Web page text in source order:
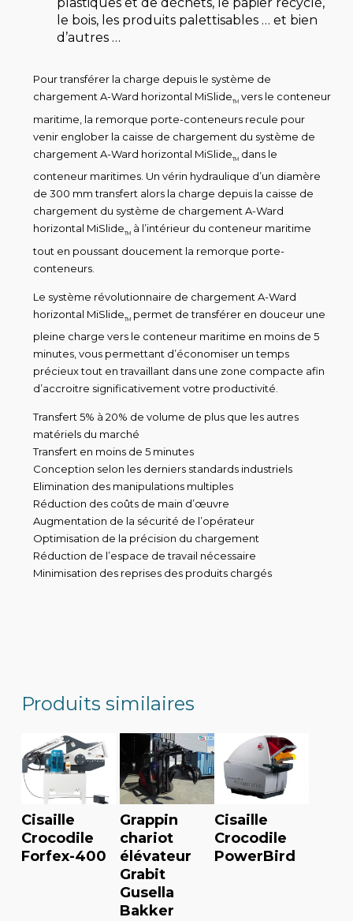
le bois, les produits palettisables … et bien
d’autres …
Pour transférer la charge depuis le système de
chargement A-Ward horizontal MiSlideTM vers le conteneur
maritime, la remorque porte-conteneurs recule pour
venir englober la caisse de chargement du système de
chargement A-Ward horizontal MiSlideTM dans le
conteneur maritimes. Un vérin hydraulique d’un diamère
de 300 mm transfert alors la charge depuis la caisse de
chargement du système de chargement A-Ward
horizontal MiSlideTM à l’intérieur du conteneur maritime
tout en poussant doucement la remorque porte-
conteneurs.
Le système révolutionnaire de chargement A-Ward
horizontal MiSlideTM permet de transférer en douceur une
pleine charge vers le conteneur maritime en moins de 5
minutes, vous permettant d’économiser un temps
précieux tout en travaillant dans une zone compacte afin
d’accroitre significativement votre productivité.
Transfert 5% à 20% de volume de plus que les autres
matériels du marché
Transfert en moins de 5 minutes
Conception selon les derniers standards industriels
Elimination des manipulations multiples
Réduction des coûts de main d’œuvre
Augmentation de la sécurité de l’opérateur
Optimisation de la précision du chargement
Réduction de l’espace de travail nécessaire
Minimisation des reprises des produits chargés
Produits similaires
Cisaille
Crocodile
Forfex-400
Grappin
chariot
élévateur
Grabit
Gusella
Bakker
Cisaille
Crocodile
PowerBird